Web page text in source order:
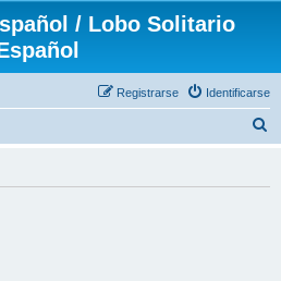
/ Lobo Solitario
Identificarse
Registrarse